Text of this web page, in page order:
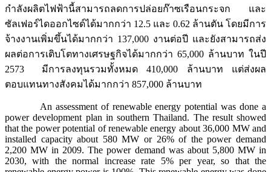
กำลังผลิตไฟฟ้านี้สามารถลดการปล่อยก๊าซเรือนกระจก และ
ซัลเฟอร์ไดออกไซด์ได้มากกว่า 12.5 และ 0.62 ล้านตัน โดยมีการ
จ้างงานเพิ่มขึ้นได้มากกว่า 137,000 งานต่อปี และยังสามารถส่ง
ผลต่อการเติบโตทางเศรษฐกิจได้มากกว่า 65,000 ล้านบาท ในปี
2573 มีการลงทุนรวมทั้งหมด 410,000 ล้านบาท แต่ส่งผล
ตอบแทนทางสังคมได้มากกว่า 857,000 ล้านบาท
An assessment of renewable energy potential was done a
power development plan in southern Thailand. The result showed
that the power potential of renewable energy about 36,000 MW and
installed capacity about 580 MW or 26% of the power demand
2,200 MW in 2009. The power demand was about 5,800 MW in
2030, with the normal increase rate 5% per year, so that the